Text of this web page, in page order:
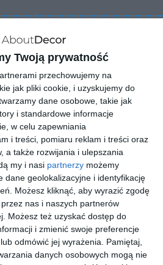
Twoją prywatność
przechowujemy na
jak pliki cookie, i uzyskujemy do
dane osobowe, takie jak
i standardowe informacje
w celu zapewniania
i treści, pomiaru reklam i treści oraz
a także rozwijania i ulepszania
my i nasi partnerzy możemy
dane geolokalizacyjne i identyfikację
Możesz kliknąć, aby wyrazić zgodę
nas i naszych partnerów
Możesz też uzyskać dostęp do
i zmienić swoje preferencje
odmówić jej wyrażenia. Pamiętaj,
danych osobowych mogą nie
z prysznicem
liniowym
oraz odpływem liniowym.
Nowoczesny projekt